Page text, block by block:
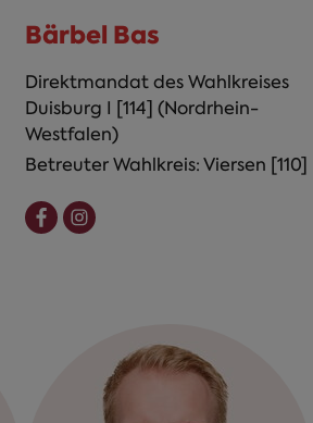
Bärbel Bas
Direktmandat des Wahlkreises
Duisburg I [114] (Nordrhein-
Westfalen)
Betreuter Wahlkreis: Viersen [110]